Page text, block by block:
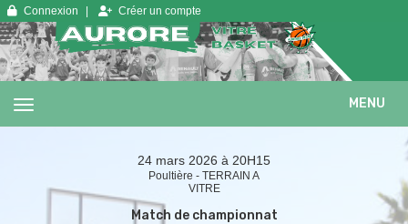
Connexion Créer un compte
MENU
24 mars 2026 à 20H15
Poultière - TERRAIN A
VITRE
Match de championnat
Panneau de gestion des cookies